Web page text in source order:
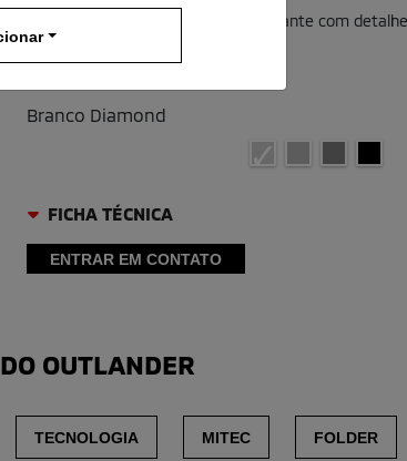
Grade dianteira na cor preto brilhante com
Branco Diamond
FICHA TÉCNICA
ENTRAR EM CONTATO
OUTLANDER
TECNOLOGIA MITEC FOLDER